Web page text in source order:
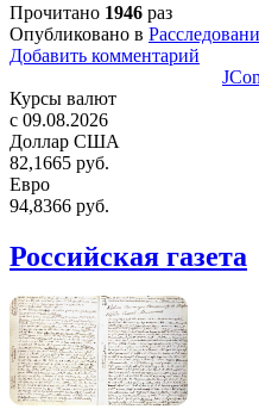
Прочитано 1946 раз
Опубликовано в
Добавить комментарий
Курсы валют
c 09.08.2026
Доллар США
82,1665 руб.
Евро
94,8366 руб.
Российская газета